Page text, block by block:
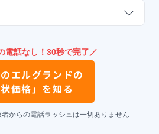
電話なし！30秒で完了／
エルグランドの
状価格」を知る
からの電話ラッシュは一切ありません